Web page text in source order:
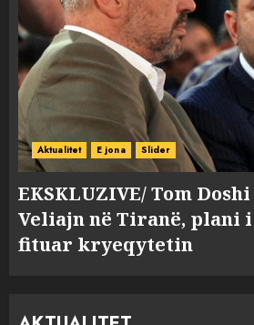
Aktualitet E jona Slider
EKSKLUZIVE/ Tom
Veliajn në Tiranë, plani
fituar kryeqytetin